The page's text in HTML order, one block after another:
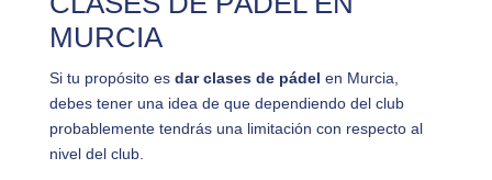
MURCIA
Si tu propósito es dar clases de pádel en Murcia,
debes tener una idea de que dependiendo del club
probablemente tendrás una limitación con respecto al
nivel del club.